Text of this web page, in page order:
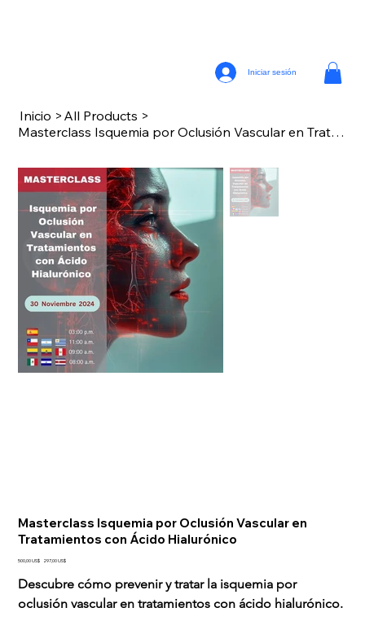
Iniciar sesión
Inicio > All Products >
Masterclass Isquemia por Oclusión Vascular en Tratamientos con Ácido Hialurónico
Masterclass Isquemia por Oclusión Vascular en
Tratamientos con Ácido Hialurónico
Precio
500,00 US$
Precio
oferta
297,00 US$
Descubre cómo prevenir y tratar la isquemia por
oclusión vascular en tratamientos con ácido hialurónico.